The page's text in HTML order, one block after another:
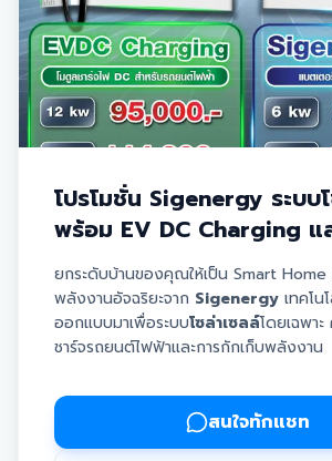
โปรโมชั่น Sigenergy ระบบ
พร้อม EV DC Charging แ
Battery ราคาพิเศษจาก
ยกระดับบ้านของคุณให้เป็น Smart Home
พลังงานอัจฉริยะจาก Sigenergy เทคโน
ออกแบบมาเพื่อระบบโซล่าเซลล์โดยเฉพา
ชาร์จรถยนต์ไฟฟ้าและการกักเก็บพลังงาน
ไฟฟ้า (EV) ให้กำลังไฟสูง ชาร์จเร็วและเส
Sigen Battery:แบตเตอรี่ประสิทธิภา
เก็บพลังงานไฟฟ้า ช่วยสำรองไฟไว้ใช้ในย
สนใจทักแชท